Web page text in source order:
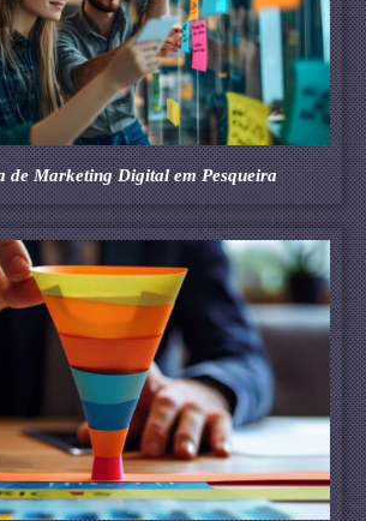
de Marketing Digital em Pesqueira